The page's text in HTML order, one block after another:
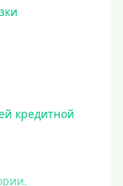
кредитной